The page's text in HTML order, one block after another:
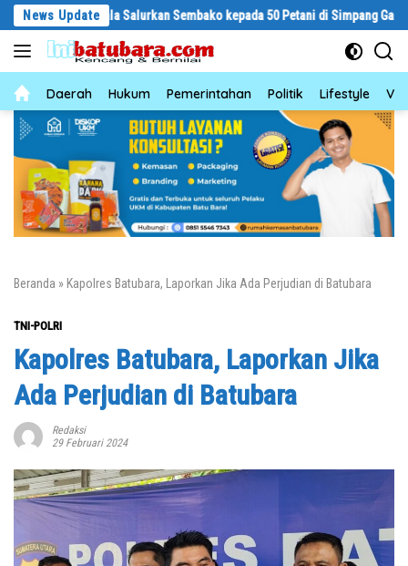
Langsung
konten
News Update
Salurkan Sembako kepada 50 Petani di Simpang Gambus
NewsDaerah Hukum Pemerintahan Politik Lifestyle
Beranda » Kapolres Batubara, Laporkan Jika Ada Perjudian di Batubara
TNI-POLRI
Kapolres Batubara, Laporkan Jika
Ada Perjudian di Batubara
Redaksi
29 Februari 2024